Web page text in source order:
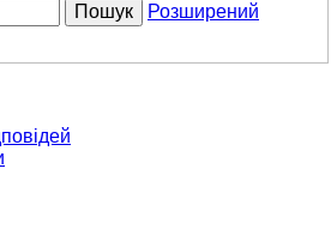
Пошук
Розширений